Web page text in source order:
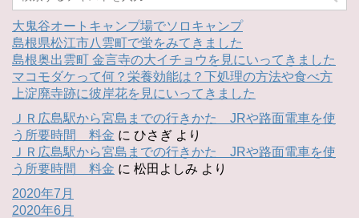
大鬼谷オートキャンプ場でソロキャンプ
島根県松江市八雲町で蛍をみてきました
島根奥出雲町 金言寺の大イチョウを見にいってきました
マコモダケって何？栄養効能は？下処理の方法や食べ方
上淀廃寺跡に彼岸花を見にいってきました
ＪＲ広島駅から宮島までの行きかた JRや路面電車を使
う所要時間 料金 に ひさぎ より
ＪＲ広島駅から宮島までの行きかた JRや路面電車を使
う所要時間 料金 に 松田よしみ より
2020年7月
2020年6月